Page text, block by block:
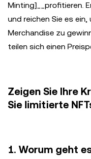
Minting]__profitieren.
und reichen Sie es ein,
Merchandise zu
teilen sich einen
Zeigen Sie Ihre
Sie limitierte
1. Worum geht